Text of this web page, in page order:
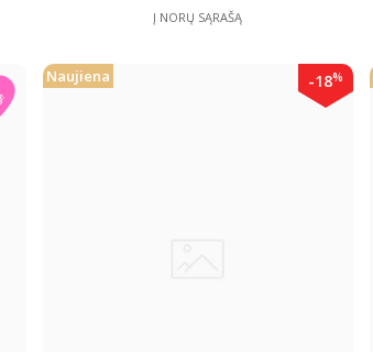
Į NORŲ SĄRAŠĄ
Naujiena -18%